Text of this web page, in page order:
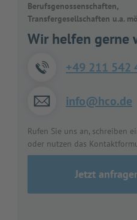
Berufsgenossenschaften,
Transfergesellschaften u.a.
Wir helfen gerne
+49 211 542
info@hco.de
Rufen Sie uns an, schreiben
oder nutzen das
Jetzt